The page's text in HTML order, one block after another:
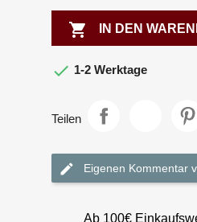
 IN DEN
 1-2 Werktage
Teilen
Eigenen Kommentar
Ab 100€